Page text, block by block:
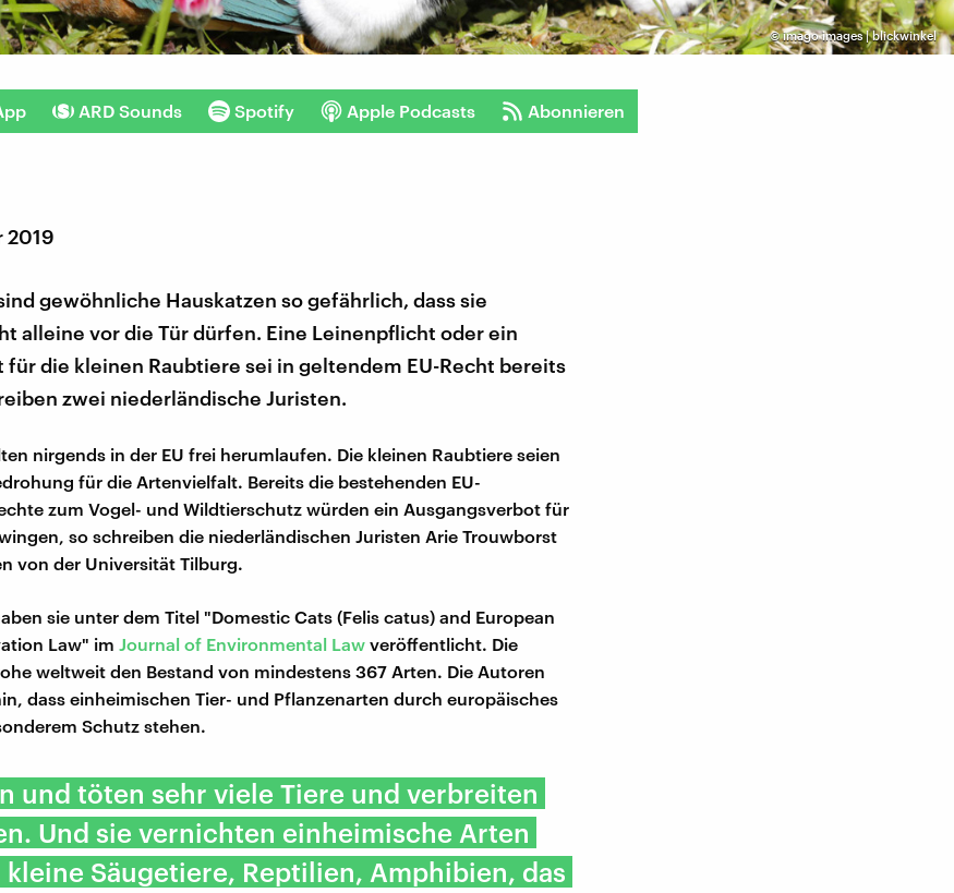
©imago images | blickwinkel
ARD Sounds Spotify Apple Podcasts Abonnieren
2019
gewöhnliche Hauskatzen so gefährlich, dass sie
alleine vor die Tür dürfen. Eine Leinenpflicht oder ein
für die kleinen Raubtiere sei in geltendem EU-Recht bereits
zwei niederländische Juristen.
nirgends in der EU frei herumlaufen. Die kleinen Raubtiere seien
für die Artenvielfalt. Bereits die bestehenden EU-
zum Vogel- und Wildtierschutz würden ein Ausgangsverbot für
so schreiben die niederländischen Juristen Arie Trouwborst
von der Universität Tilburg.
sie unter dem Titel "Domestic Cats (Felis catus) and European
Law" im Journal of Environmental Law veröffentlicht. Die
weltweit den Bestand von mindestens 367 Arten. Die Autoren
dass einheimischen Tier- und Pflanzenarten durch europäisches
Schutz stehen.
und töten sehr viele Tiere und verbreiten
Und sie vernichten einheimische Arten
kleine Säugetiere, Reptilien, Amphibien, das